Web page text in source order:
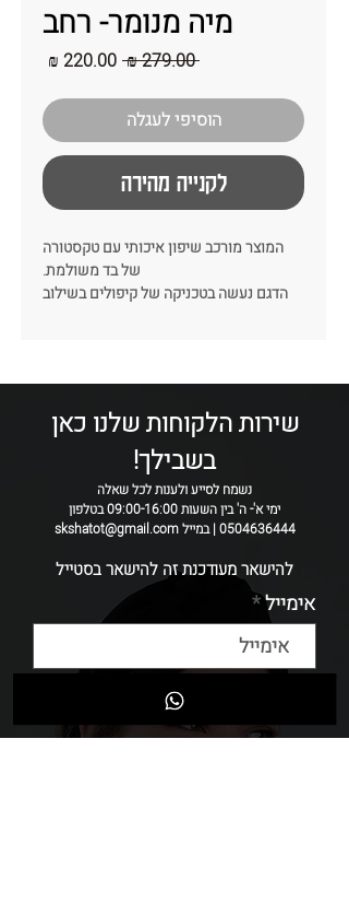
מיה מנומר- רחב
‏279.00 ‏₪
מחיר
הוסיפי לעגלה
לקנייה מהירה
המוצר מורכב שיפון איכותי עם טקסטורה
של בד משולמת.
הדגם נעשה בטכניקה של קיפולים בשילוב
רוחב: 8-9 ס״מ
כל קשת נתפרת בעבודת יד
ולכן ייתכנו שיינוים קטנים בין קשת לקשת.
שירות הלקוחות שלנו כאן
בשבילך!
נשמח לסייע ולענות לכל שאלה
ימי א'- ה' בין השעות 09:00-16:00 בטלפון
0504636444 | במייל skshatot@gmail.com
להישאר מעודכנת זה להישאר בסטייל
אימייל
שליחה